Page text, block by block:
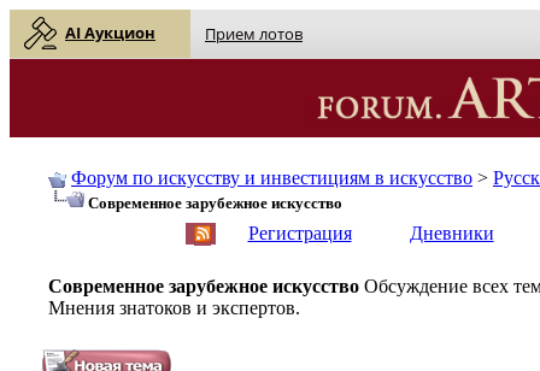
AI Аукцион Прием лотов
Форум по искусству и инвестициям в искусство >
Современное зарубежное искусство
Регистрация Дневники
Современное зарубежное искусство Обсуждение всех
Мнения знатоков и экспертов.